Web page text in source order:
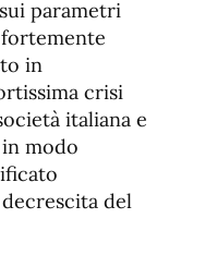
parametri
in
crisi
italiana e
modo
del